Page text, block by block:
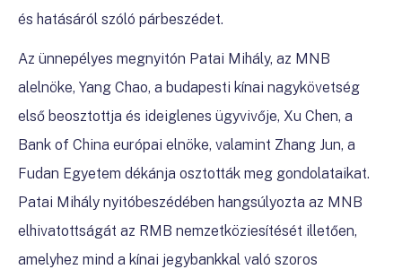
és hatásáról szóló párbeszédet.
Az ünnepélyes megnyitón Patai Mihály, az MNB
alelnöke, Yang Chao, a budapesti kínai nagykövetség
első beosztottja és ideiglenes ügyvivője, Xu Chen, a
Bank of China európai elnöke, valamint Zhang Jun, a
Fudan Egyetem dékánja osztották meg gondolataikat.
Patai Mihály nyitóbeszédében hangsúlyozta az MNB
elhivatottságát az RMB nemzetköziesítését illetően,
amelyhez mind a kínai jegybankkal való szoros